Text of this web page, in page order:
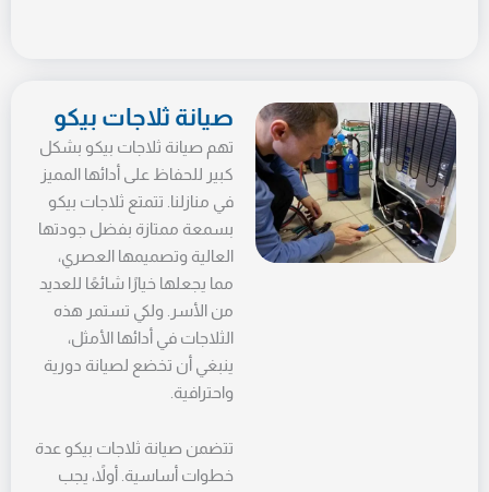
صيانة ثلاجات بيكو
تهم صيانة ثلاجات بيكو بشكل
كبير للحفاظ على أدائها المميز
في منازلنا. تتمتع ثلاجات بيكو
بسمعة ممتازة بفضل جودتها
العالية وتصميمها العصري،
مما يجعلها خيارًا شائعًا للعديد
من الأسر. ولكي تستمر هذه
الثلاجات في أدائها الأمثل،
ينبغي أن تخضع لصيانة دورية
واحترافية.
تتضمن صيانة ثلاجات بيكو عدة
خطوات أساسية. أولاً، يجب